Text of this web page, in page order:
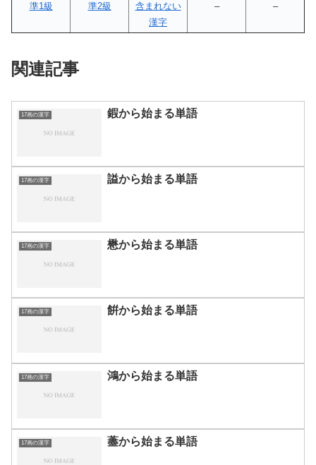
準1級 準2級
含まれない
漢字
– –
関連記事
17画の漢字 鍜から始まる単語
17画の漢字 謚から始まる単語
17画の漢字 懋から始まる単語
17画の漢字 餠から始まる単語
17画の漢字 鴻から始まる単語
17画の漢字 藎から始まる単語